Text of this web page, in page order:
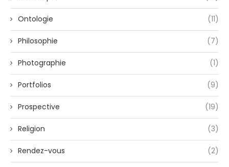
Ontologie (11)
Philosophie (7)
Photographie (1)
Portfolios (9)
Prospective (19)
Religion (3)
Rendez-vous (2)